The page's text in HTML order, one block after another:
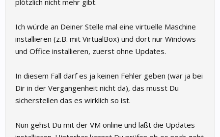
plötzlich nicht mehr gibt.
Ich würde an Deiner Stelle mal eine virtuelle Maschine
installieren (z.B. mit VirtualBox) und dort nur Windows
und Office installieren, zuerst ohne Updates.
In diesem Fall darf es ja keinen Fehler geben (war ja bei
Dir in der Vergangenheit nicht da), das musst Du
sicherstellen das es wirklich so ist.
Nun gehst Du mit der VM online und läßt die Updates